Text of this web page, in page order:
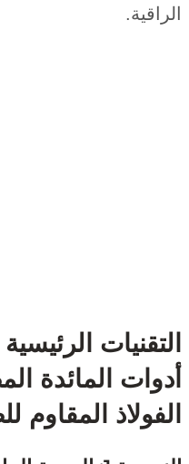
الرئيسية
المائدة
المقاوم